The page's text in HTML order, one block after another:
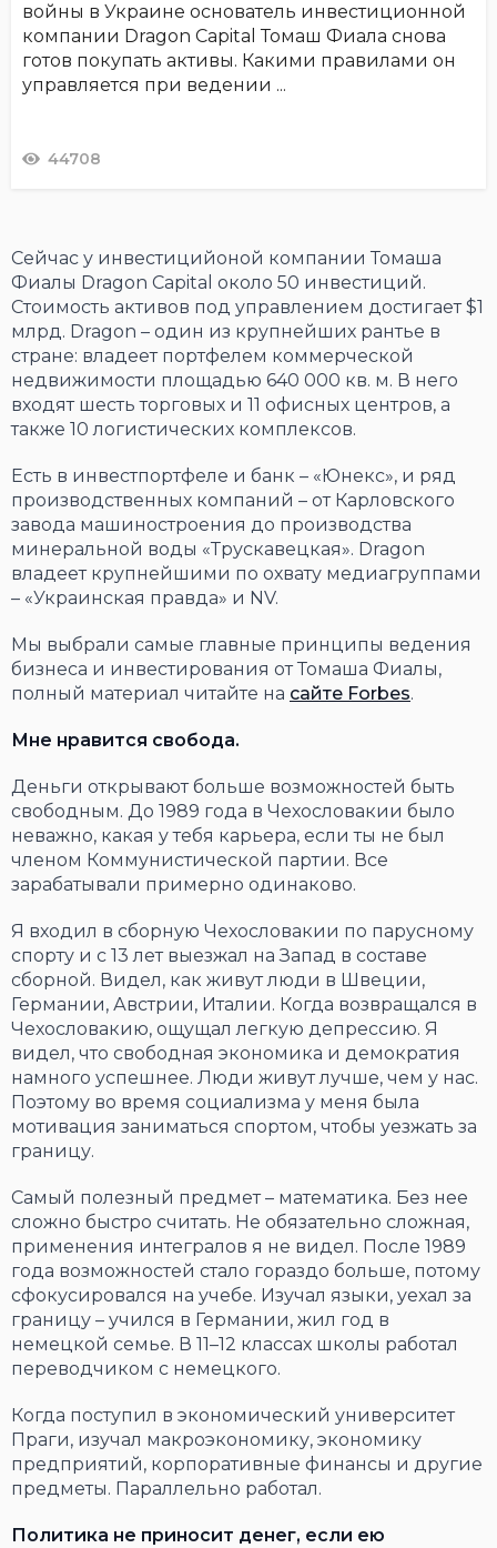
войны в Украине основатель инвестиционной
компании Dragon Capital Томаш Фиала снова
готов покупать активы. Какими правилами он
управляется при ведении ...
44708
Сейчас у инвестицийоной компании Томаша
Фиалы Dragon Capital около 50 инвестиций.
Стоимость активов под управлением достигает $1
млрд. Dragon – один из крупнейших рантье в
стране: владеет портфелем коммерческой
недвижимости площадью 640 000 кв. м. В него
входят шесть торговых и 11 офисных центров, а
также 10 логистических комплексов.
Есть в инвестпортфеле и банк – «Юнекс», и ряд
производственных компаний – от Карловского
завода машиностроения до производства
минеральной воды «Трускавецкая». Dragon
владеет крупнейшими по охвату медиагруппами
– «Украинская правда» и NV.
Мы выбрали самые главные принципы ведения
бизнеса и инвестирования от Томаша Фиалы,
полный материал читайте на сайте Forbes.
Мне нравится свобода.
Деньги открывают больше возможностей быть
свободным. До 1989 года в Чехословакии было
неважно, какая у тебя карьера, если ты не был
членом Коммунистической партии. Все
зарабатывали примерно одинаково.
Я входил в сборную Чехословакии по парусному
спорту и с 13 лет выезжал на Запад в составе
сборной. Видел, как живут люди в Швеции,
Германии, Австрии, Италии. Когда возвращался в
Чехословакию, ощущал легкую депрессию. Я
видел, что свободная экономика и демократия
намного успешнее. Люди живут лучше, чем у нас.
Поэтому во время социализма у меня была
мотивация заниматься спортом, чтобы уезжать за
границу.
Самый полезный предмет – математика. Без нее
сложно быстро считать. Не обязательно сложная,
применения интегралов я не видел. После 1989
года возможностей стало гораздо больше, потому
сфокусировался на учебе. Изучал языки, уехал за
границу – учился в Германии, жил год в
немецкой семье. В 11–12 классах школы работал
переводчиком с немецкого.
Когда поступил в экономический университет
Праги, изучал макроэкономику, экономику
предприятий, корпоративные финансы и другие
предметы. Параллельно работал.
Политика не приносит денег, если ею